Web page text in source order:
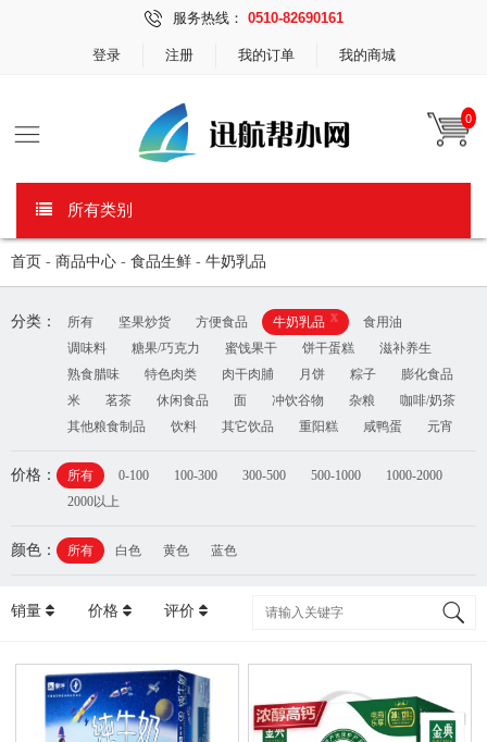
服务热线： 0510-82690161
登录 注册 我的订单 我的商城
0
所有类别
首页 - 商品中心 - 食品生鲜 - 牛奶乳品
分类： 所有 坚果炒货 方便食品 牛奶乳品 x
食用油
调味料
糖果/巧克力 蜜饯果干 饼干蛋糕
滋补养生
熟食腊味
特色肉类 肉干肉脯 月饼 粽子
膨化食品
米
茗茶 休闲食品 面 冲饮谷物 杂粮
咖啡/奶茶
其他粮食制品
饮料 其它饮品 重阳糕 咸鸭蛋 元宵
价格： 所有 0-100 100-300 300-500 500-1000
1000-2000
2000以上
颜色： 所有 白色 黄色 蓝色
销量 价格 评价